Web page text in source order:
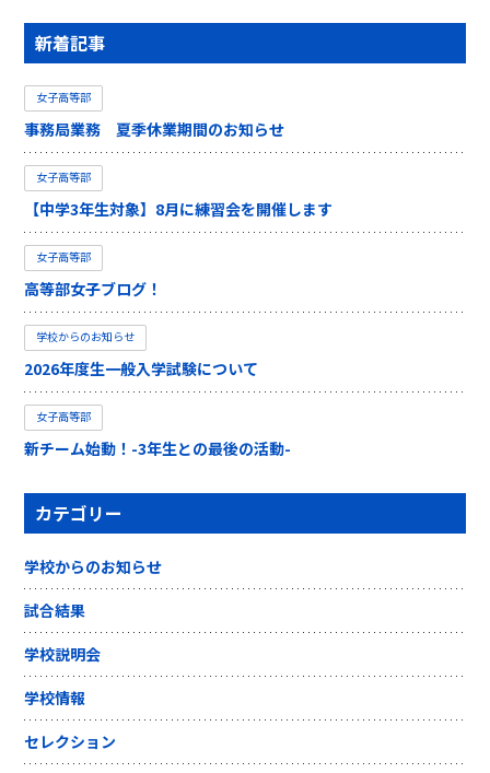
新着記事
女子高等部
事務局業務 夏季休業期間のお知らせ
女子高等部
【中学3年生対象】8月に練習会を開催します
女子高等部
高等部女子ブログ！
学校からのお知らせ
2026年度生一般入学試験について
女子高等部
新チーム始動！-3年生との最後の活動-
カテゴリー
学校からのお知らせ
試合結果
学校説明会
学校情報
セレクション